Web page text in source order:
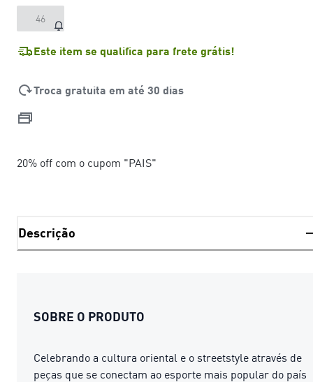
46
Este item se qualifica para frete grátis!
Troca gratuita em até 30 dias
20% off com o cupom "PAIS"
Descrição
SOBRE O PRODUTO
Celebrando a cultura oriental e o streetstyle através de
peças que se conectam ao esporte mais popular do país